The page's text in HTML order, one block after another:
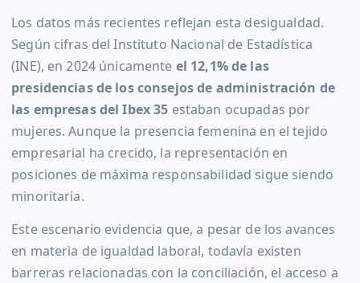
Los datos más recientes reflejan esta desigualdad.
Según cifras del Instituto Nacional de Estadística
(INE), en 2024 únicamente el 12,1% de las
presidencias de los consejos de administración de
las empresas del Ibex 35 estaban ocupadas por
mujeres. Aunque la presencia femenina en el tejido
empresarial ha crecido, la representación en
posiciones de máxima responsabilidad sigue siendo
minoritaria.
Este escenario evidencia que, a pesar de los avances
en materia de igualdad laboral, todavía existen
barreras relacionadas con la conciliación, el acceso a